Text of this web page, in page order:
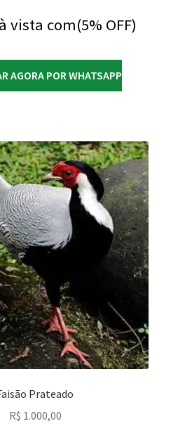
à vista com(5% OFF)
AGORA POR WHATSAPP
Prateado
R$ 1.000,00